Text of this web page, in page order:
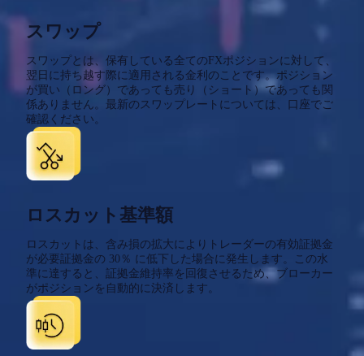
スワップ
スワップとは、保有している全てのFXポジションに対して、
翌日に持ち越す際に適用される金利のことです。ポジション
が買い（ロング）であっても売り（ショート）であっても関
係ありません。最新のスワップレートについては、口座でご
確認ください。
ロスカット基準額
ロスカットは、含み損の拡大によりトレーダーの有効証拠金
が必要証拠金の 30％ に低下した場合に発生します。この水
準に達すると、証拠金維持率を回復させるため、ブローカー
がポジションを自動的に決済します。